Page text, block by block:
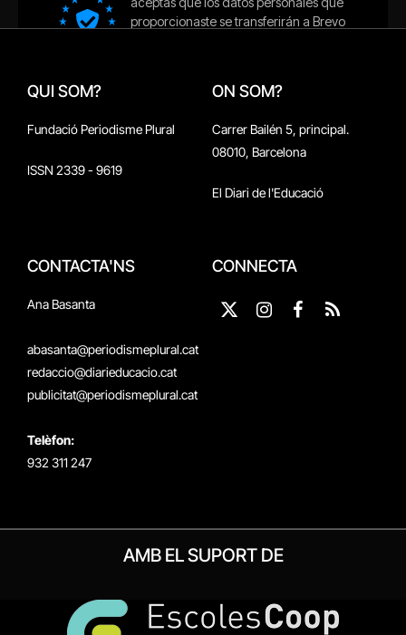
QUI SOM?
Fundació Periodisme Plural
ISSN 2339 - 9619
ON SOM?
Carrer Bailén 5, principal.
08010, Barcelona
El Diari de l'Educació
CONTACTA'NS
Ana Basanta
abasanta@periodismeplural.cat
redaccio@diarieducacio.cat
publicitat@periodismeplural.cat
Telèfon:
932 311 247
CONNECTA
X
Instagram
Facebook
RSS
AMB EL SUPORT DE